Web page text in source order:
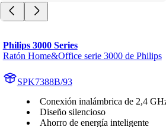
Philips 3000 Series
Ratón Home&Office serie 3000 de Philips
SPK7388B/93
Conexión inalámbrica de 2,4
Diseño silencioso
Ahorro de energía inteligente